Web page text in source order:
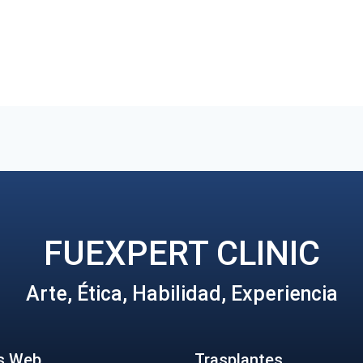
FUEXPERT CLINIC
Arte, Ética, Habilidad, Experiencia